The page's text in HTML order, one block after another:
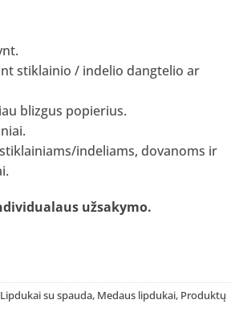
stiklainio / indelio dangtelio ar
blizgus popierius.
indeliams, dovanoms ir
užsakymo.
Lipdukai su spauda, Medaus lipdukai, Produktų